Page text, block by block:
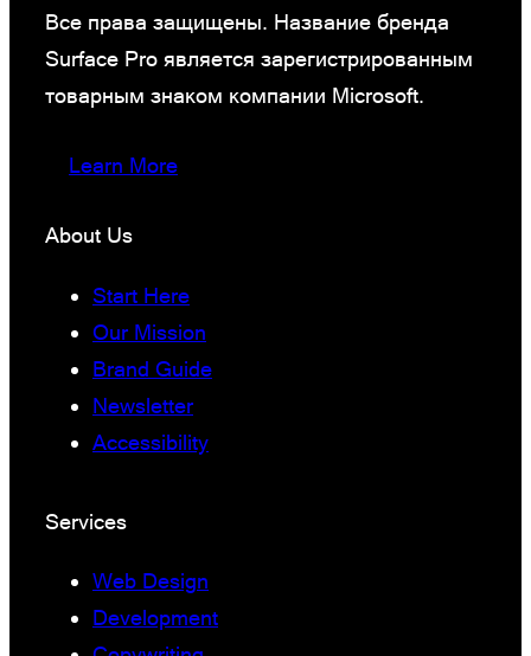
Все права защищены. Название бренда
Surface Pro является зарегистрированным
товарным знаком компании Microsoft.
Learn More
About Us
Start Here
Our Mission
Brand Guide
Newsletter
Accessibility
Services
Web Design
Development